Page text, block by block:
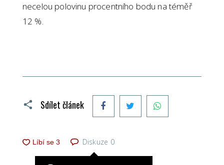
necelou polovinu procentního bodu na téměř
12 %.
Sdílet článek FacebookTwitter
Diskuze 0